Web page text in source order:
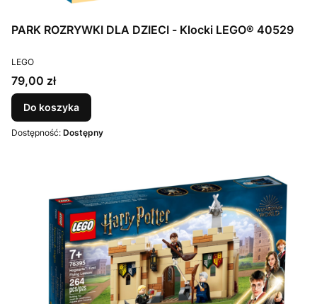
PARK ROZRYWKI DLA DZIECI - Klocki LEGO® 40529
PRODUCENT
LEGO
Cena
79,00 zł
Do koszyka
Dostępność: Dostępny